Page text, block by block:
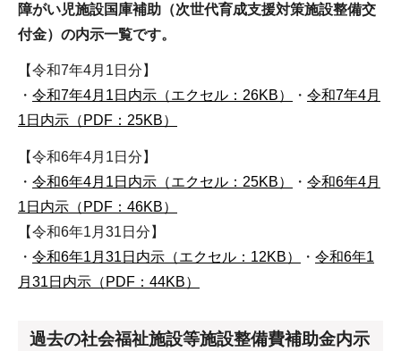
障がい児施設国庫補助（次世代育成支援対策施設整備交
付金）の内示一覧です。
【令和7年4月1日分】
・ 令和7年4月1日内示（エクセル：26KB） ・ 令和7年4月
1日内示（PDF：25KB）
【令和6年4月1日分】
・ 令和6年4月1日内示（エクセル：25KB） ・ 令和6年4月
1日内示（PDF：46KB）
【令和6年1月31日分】
・ 令和6年1月31日内示（エクセル：12KB） ・ 令和6年1
月31日内示（PDF：44KB）
過去の社会福祉施設等施設整備費補助金内示